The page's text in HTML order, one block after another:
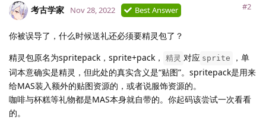
考古学家 #2
Nov 28, 2022 Best Answer
你被误导了，什么时候送礼还必须要精灵包了？
精灵包原名为spritepack，sprite+pack，
精灵 对应 sprite
，单
词本意确实是精灵，但此处的真实含义是“贴图”。spritepack是用来
给MAS装入额外的贴图资源的，或者说服饰资源的。
咖啡与杯糕等礼物都是MAS本身就自带的。你起码该尝试一次看看
的。